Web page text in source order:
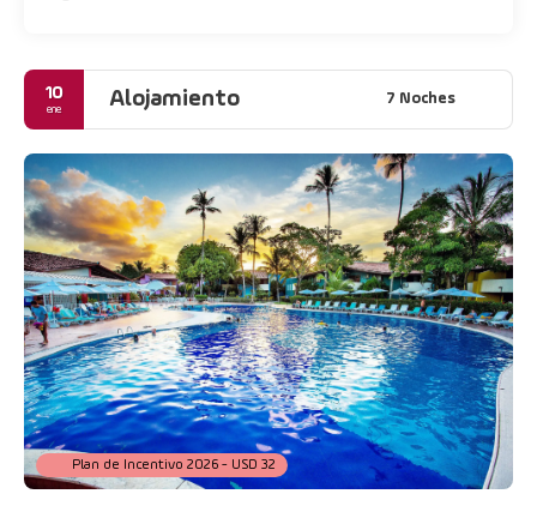
10
ene Alojamiento 7 Noches
Plan de Incentivo 2026 - USD 32